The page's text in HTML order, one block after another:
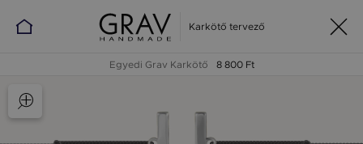
Karkötő tervező
Egyedi Grav Karkötő 8 800 Ft